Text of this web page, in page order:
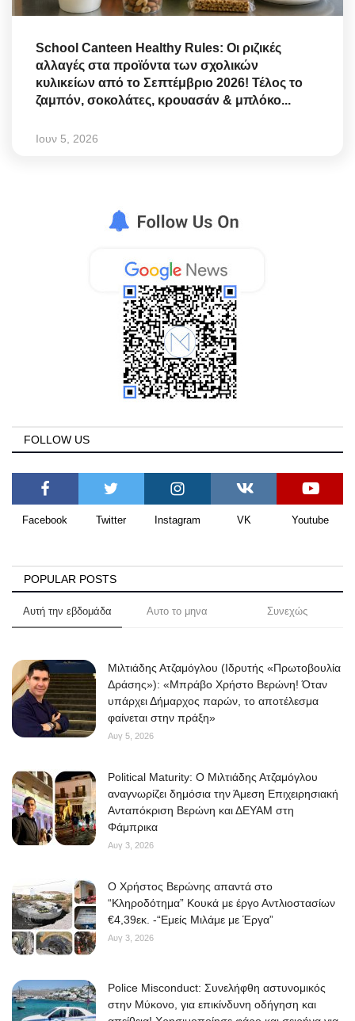
School Canteen Healthy Rules: Οι ριζικές
αλλαγές στα προϊόντα των σχολικών
κυλικείων από το Σεπτέμβριο 2026! Τέλος το
ζαμπόν, σοκολάτες, κρουασάν & μπλόκο...
Ιουν 5, 2026
FOLLOW US
Facebook Twitter Instagram VK Youtube
POPULAR POSTS
Αυτή την εβδομάδα Αυτο το μηνα Συνεχώς
Μιλτιάδης Ατζαμόγλου (Ιδρυτής «Πρωτοβουλία
Δράσης»): «Μπράβο Χρήστο Βερώνη! Όταν
υπάρχει Δήμαρχος παρών, το αποτέλεσμα
φαίνεται στην πράξη»
Αυγ 5, 2026
Political Maturity: Ο Μιλτιάδης Ατζαμόγλου
αναγνωρίζει δημόσια την Άμεση Επιχειρησιακή
Ανταπόκριση Βερώνη και ΔΕΥΑΜ στη
Φάμπρικα
Αυγ 3, 2026
O Χρήστος Βερώνης απαντά στο
“Κληροδότημα” Κουκά με έργο Αντλιοστασίων
€4,39εκ. -“Εμείς Μιλάμε με Έργα”
Αυγ 3, 2026
Police Misconduct: Συνελήφθη αστυνομικός
στην Μύκονο, για επικίνδυνη οδήγηση και